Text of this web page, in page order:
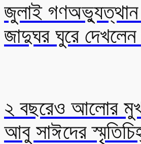
জুলাই গণঅভ্যুত্থান
জাদুঘর ঘুরে দেখলেন
২ বছরেও আলোর
আবু সাঈদের